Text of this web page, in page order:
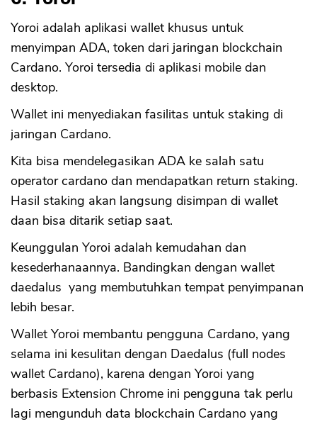
Yoroi adalah aplikasi wallet khusus untuk
menyimpan ADA, token dari jaringan blockchain
Cardano. Yoroi tersedia di aplikasi mobile dan
desktop.
Wallet ini menyediakan fasilitas untuk staking di
jaringan Cardano.
Kita bisa mendelegasikan ADA ke salah satu
operator cardano dan mendapatkan return staking.
Hasil staking akan langsung disimpan di wallet
daan bisa ditarik setiap saat.
Keunggulan Yoroi adalah kemudahan dan
kesederhanaannya. Bandingkan dengan wallet
daedalus yang membutuhkan tempat penyimpanan
lebih besar.
Wallet Yoroi membantu pengguna Cardano, yang
selama ini kesulitan dengan Daedalus (full nodes
wallet Cardano), karena dengan Yoroi yang
berbasis Extension Chrome ini pengguna tak perlu
lagi mengunduh data blockchain Cardano yang
OK
CANCEL